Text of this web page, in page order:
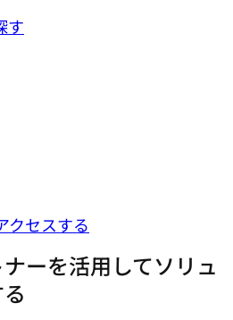
す
クセスする
ーを活用してソリュ